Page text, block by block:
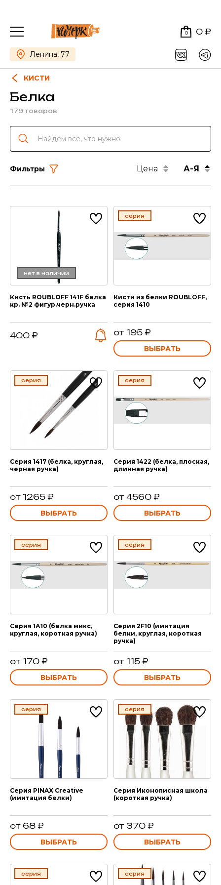
0 0 ₽
Ленина, 77
КИСТИ
Белка
179 товаров
Фильтры Цена А-Я
нет в наличии
Кисть ROUBLOFF 141F белка
кр. №2 фигур.черн.ручка
400 ₽
серия
Кисти из белки ROUBLOFF,
серия 1410
от 195 ₽
ВЫБРАТЬ
серия
Серия 1417 (белка, круглая,
черная ручка)
от 1265 ₽
ВЫБРАТЬ
серия
Серия 1422 (белка, плоская,
длинная ручка)
от 4560 ₽
ВЫБРАТЬ
серия
Серия 1А10 (белка микс,
круглая, короткая ручка)
от 170 ₽
ВЫБРАТЬ
серия
Серия 2F10 (имитация
белки, круглая, короткая
ручка)
от 115 ₽
ВЫБРАТЬ
серия
Серия PINAX Creative
(имитация белки)
от 68 ₽
ВЫБРАТЬ
серия
Серия Иконописная школа
(короткая ручка)
от 370 ₽
ВЫБРАТЬ
серия серия